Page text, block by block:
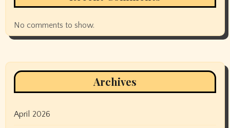
No comments to show.
Archives
April 2026